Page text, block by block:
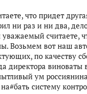
что придет
ни раз и ни два,
считаете,
Возьмем вот наш
по качеству
директора виноваты
ум
систему